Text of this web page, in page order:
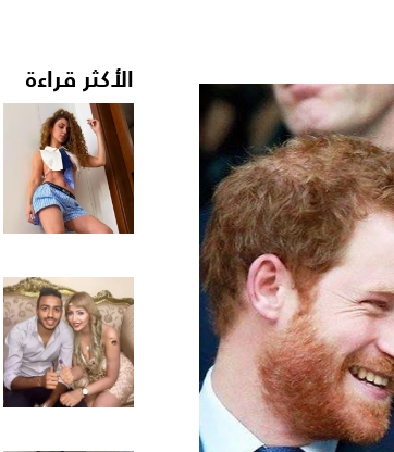
الأكثر قراءة